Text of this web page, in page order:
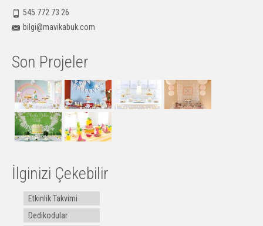
545 772 73 26
bilgi@mavikabuk.com
Son Projeler
İlginizi Çekebilir
Etkinlik Takvimi
Dedikodular